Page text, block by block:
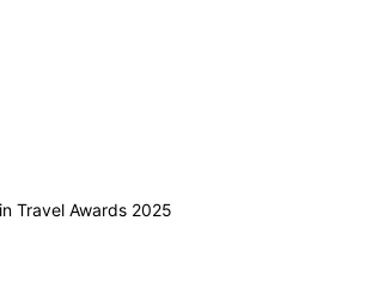
Travel Awards 2025